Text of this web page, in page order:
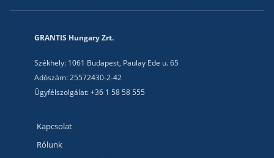
GRANTIS Hungary Zrt.
Székhely: 1061 Budapest, Paulay Ede u. 65
Adószám: 25572430-2-42
Ügyfélszolgálat: +36 1 58 58 555
Kapcsolat
Rólunk